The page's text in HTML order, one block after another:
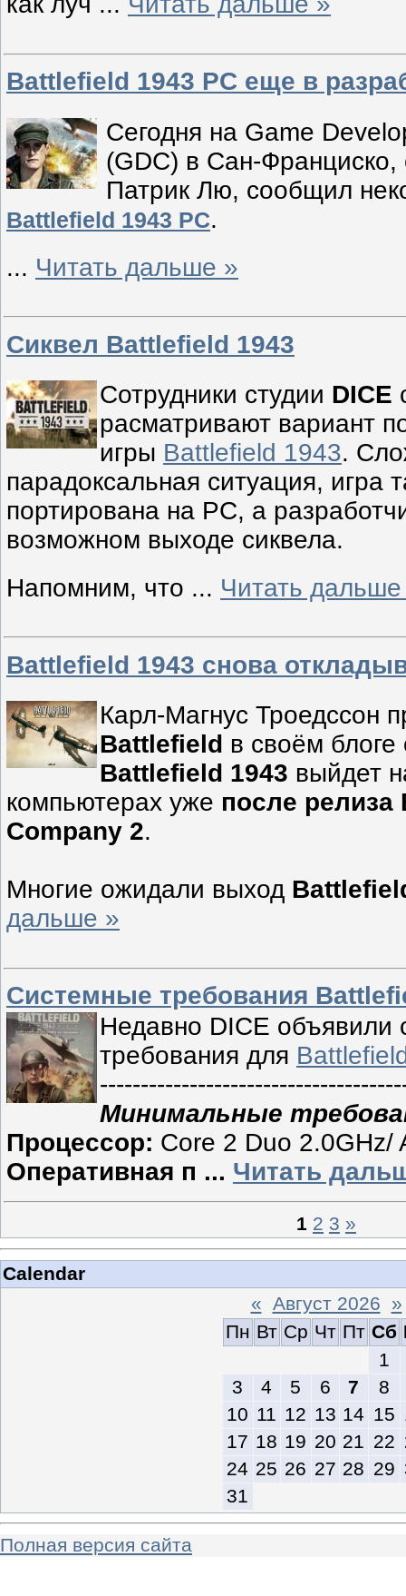
Battlefield 1943 PC еще в
Сегодня на Game
(GDC) в Сан-Франциско,
Патрик Лю, сообщил
Battlefield 1943 PC.
... Читать дальше »
Сиквел Battlefield 1943
Сотрудники студии DICE
расматривают вариант
игры Battlefield 1943.
парадоксальная ситуация, игра
портирована на PC, а
возможном выходе сиквела.
Напомним, что ... Читать
Battlefield 1943 снова
Карл-Магнус Троедссон
Battlefield в своём
Battlefield 1943 выйдет
компьютерах уже после релиза
Company 2.
Многие ожидали выход
дальше »
Системные требования
Недавно DICE объявили
требования для
Минимальные
Процессор: Core 2 Duo 2.0GHz/
Оперативная п ... Читать
1 2 3 »
Calendar
« Август 2026 »
Пн Вт Ср Чт Пт Сб
1
3
4 5 6 7
8
10 11 12 13 14 15
17 18 19 20 21 22
24 25 26 27 28 29
31
Полная версия сайта